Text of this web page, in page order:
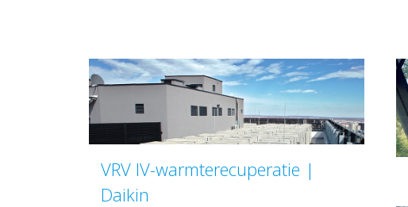
VRV IV-warmterecuperatie |
Daikin